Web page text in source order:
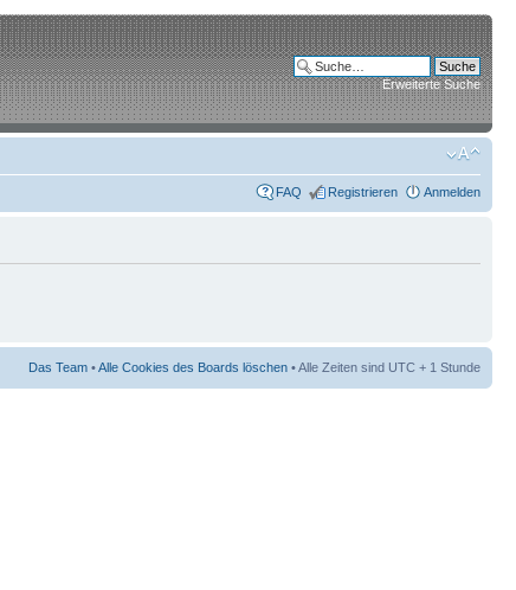
Erweiterte Suche
FAQ Registrieren Anmelden
Das Team •Alle Cookies des Boards löschen • Alle Zeiten sind UTC + 1 Stunde